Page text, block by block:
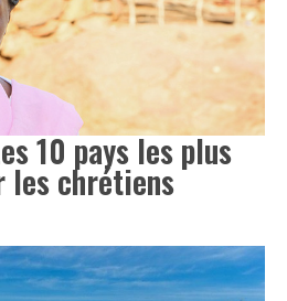
10 pays les plus
les chrétiens